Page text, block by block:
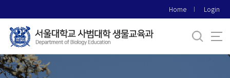
로
메
뉴
Home Login